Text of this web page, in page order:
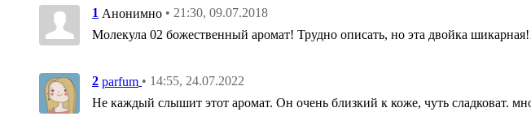
1 Анонимно • 21:30, 09.07.2018
Молекула 02 божественный аромат! Трудно описать, но эта двойка
2 parfum • 14:55, 24.07.2022
Не каждый слышит этот аромат. Он очень близкий к коже, чуть сладковат.